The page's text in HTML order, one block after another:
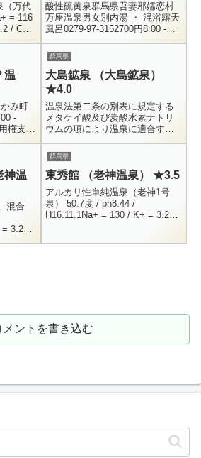
（万代
= 116
/ Ca+
酸性硫黄泉群馬県吾妻郡嬬恋村
万座温泉男女別内湯 ・ 混浴露天
風呂0279-97-3152700円8:00 -
18:00サルノコシカケ風呂で知ら
れる、万座温泉「湯の花旅館」
へ行って...
温
み町
-
権支払
角、
があ
群馬県
大島鉱泉 （大島鉱泉）
★4.0
温泉法第二条の別表に規定する
メタケイ酸及び炭酸水素ナトリ
ウムの項により温泉に適合する
（源泉名：榊の湯） 14.5度 /
pH9.0 / 掘削自噴 / R1.9.24Na+ =
22...
神温
混合
3.28 /
群馬県
東秀館 （老神温泉） ★3.5
アルカリ性単純温泉（老神1号
泉） 50.7度 / ph8.44 /
H16.11.1Na+ = 130 / K+ = 3.23 /
メントを書き込む